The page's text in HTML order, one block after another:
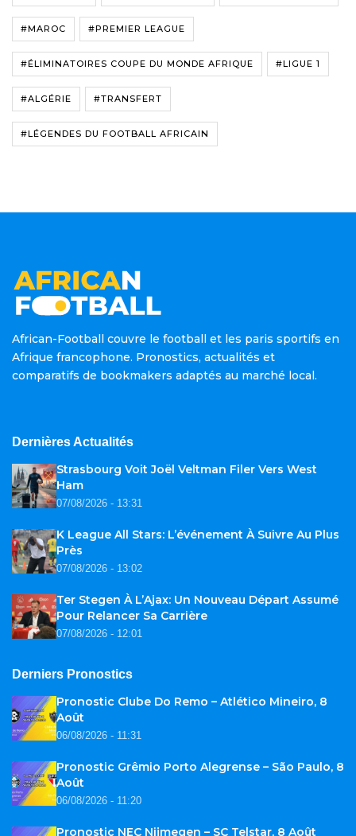
#MAROC #PREMIER LEAGUE
#ÉLIMINATOIRES COUPE DU MONDE AFRIQUE #LIGUE 1
#ALGÉRIE #TRANSFERT
#LÉGENDES DU FOOTBALL AFRICAIN
African-Football couvre le football et les paris sportifs en
Afrique francophone. Pronostics, actualités et
comparatifs de bookmakers adaptés au marché local.
Dernières Actualités
Strasbourg Voit Joël Veltman Filer Vers West
Ham
07/08/2026 - 13:31
K League All Stars: L’événement À Suivre Au Plus
Près
07/08/2026 - 13:02
Ter Stegen À L’Ajax: Un Nouveau Départ Assumé
Pour Relancer Sa Carrière
07/08/2026 - 12:01
Derniers Pronostics
Pronostic Clube Do Remo – Atlético Mineiro, 8
Août
06/08/2026 - 11:31
Pronostic Grêmio Porto Alegrense – São Paulo, 8
Août
06/08/2026 - 11:20
Pronostic NEC Nijmegen – SC Telstar, 8 Août